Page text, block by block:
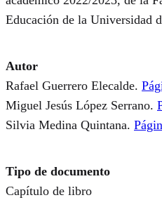
Educación de la Universidad
Autor
Rafael Guerrero Elecalde.
Miguel Jesús López Serrano.
Silvia Medina Quintana.
Tipo de documento
Capítulo de libro